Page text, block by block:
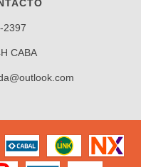
2397
CABA